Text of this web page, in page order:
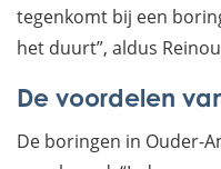
tegenkomt bij een
het duurt”, aldus
De voordelen
De boringen in Ouder-